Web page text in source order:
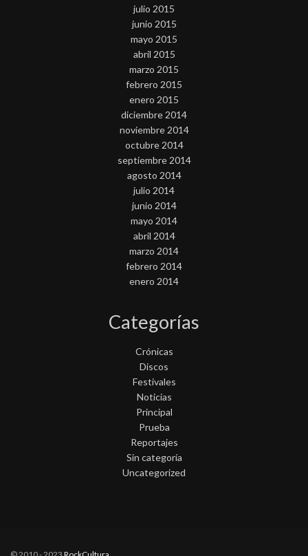
julio 2015
junio 2015
mayo 2015
abril 2015
marzo 2015
febrero 2015
enero 2015
diciembre 2014
noviembre 2014
octubre 2014
septiembre 2014
agosto 2014
julio 2014
junio 2014
mayo 2014
abril 2014
marzo 2014
febrero 2014
enero 2014
Categorías
Crónicas
Discos
Festivales
Noticias
Principal
Prueba
Reportajes
Sin categoría
Uncategorized